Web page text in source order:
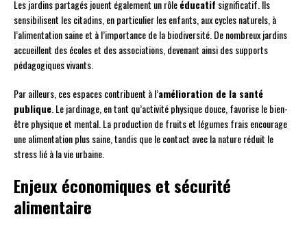
Les jardins partagés jouent également un rôleéducatif significatif. Ils
sensibilisent les citadins, en particulier les enfants, aux cycles naturels, à
l’alimentation saine et à l’importance de la biodiversité. De nombreux jardins
accueillent des écoles et des associations, devenant ainsi des supports
pédagogiques vivants.
Par ailleurs, ces espaces contribuent à l’amélioration de la santé
publique . Le jardinage, en tant qu’activité physique douce, favorise le bien-
être physique et mental. La production de fruits et légumes frais encourage
une alimentation plus saine, tandis que le contact avec la nature réduit le
stress lié à la vie urbaine.
Enjeux économiques et sécurité
alimentaire